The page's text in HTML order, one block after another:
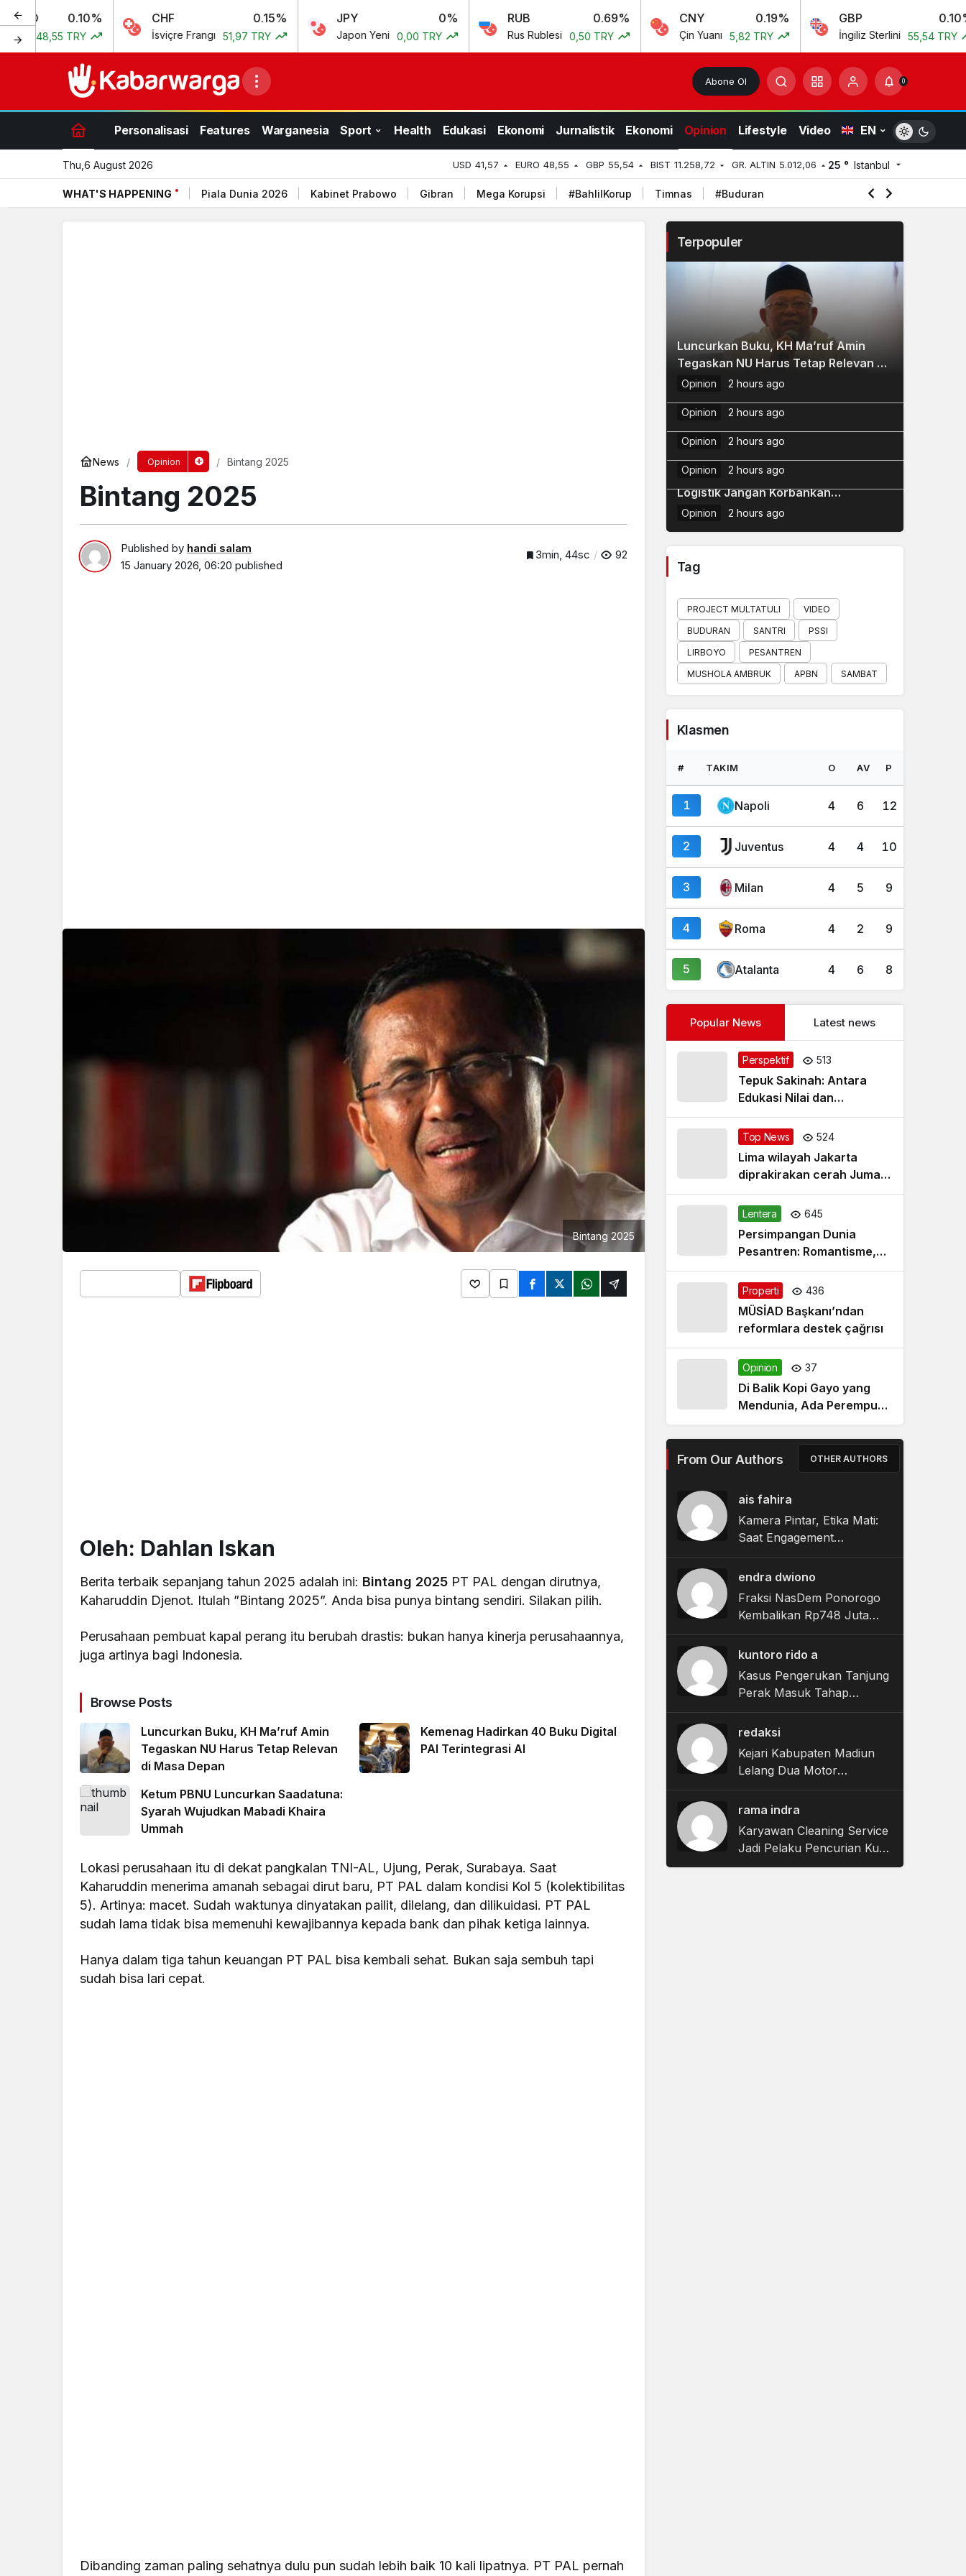
0.10%
TRY
CHF
İsviçre Frangı 51,97 TRY
JPY
Japon Yeni 0,00 TRY
RUB
Rus Rublesi 0,50 TRY
CNY 0.19%
Çin Yuanı 5,82 TRY
GBP
İngiliz Sterlini 55,54 TRY
Abone Ol 0
Personalisasi Features Warganesia Sport Health Edukasi Ekonomi Jurnalistik Ekonomi Opinion Lifestyle Video EN
Thu,6 August 2026 USD 41,57 EURO 48,55 GBP 55,54 BIST 11.258,72 GR. ALTIN 5.012,06 25 ° Istanbul
WHAT'S HAPPENING Piala Dunia 2026 Kabinet Prabowo Gibran Mega Korupsi #BahlilKorup Timnas #Buduran
News Opinion Bintang 2025
Bintang 2025
Published by handi salam
15 January 2026, 06:20 published
3min, 44sc 92
Bintang 2025
Oleh: Dahlan Iskan
Berita terbaik sepanjang tahun 2025 adalah ini: Bintang 2025 PT PAL dengan dirutnya,
Kaharuddin Djenot. Itulah ”Bintang 2025”. Anda bisa punya bintang sendiri. Silakan pilih.
Perusahaan pembuat kapal perang itu berubah drastis: bukan hanya kinerja perusahaannya,
juga artinya bagi Indonesia.
Browse Posts
Luncurkan Buku, KH Ma’ruf Amin
Tegaskan NU Harus Tetap Relevan
di Masa Depan
Kemenag Hadirkan 40 Buku Digital
PAI Terintegrasi AI
Ketum PBNU Luncurkan Saadatuna:
Syarah Wujudkan Mabadi Khaira
Ummah
Lokasi perusahaan itu di dekat pangkalan TNI-AL, Ujung, Perak, Surabaya. Saat
Kaharuddin menerima amanah sebagai dirut baru, PT PAL dalam kondisi Kol 5 (kolektibilitas
5). Artinya: macet. Sudah waktunya dinyatakan pailit, dilelang, dan dilikuidasi. PT PAL
sudah lama tidak bisa memenuhi kewajibannya kepada bank dan pihak ketiga lainnya.
Hanya dalam tiga tahun keuangan PT PAL bisa kembali sehat. Bukan saja sembuh tapi
sudah bisa lari cepat.
Dibanding zaman paling sehatnya dulu pun sudah lebih baik 10 kali lipatnya. PT PAL pernah
Terpopuler
Luncurkan Buku, KH Ma’ruf Amin
Tegaskan NU Harus Tetap Relevan di
Masa Depan
Opinion 2 hours ago
2
Kemenag Hadirkan 40 Buku Digital
PAI Terintegrasi AI
Opinion 2 hours ago
3
Ketum PBNU Luncurkan Saadatuna:
Syarah Wujudkan Mabadi Khaira
Ummah
Opinion 2 hours ago
4
Dinamika NU: Perbedaan, Fitnah, dan
Penataan Masa Depan
Opinion 2 hours ago
5
Pengamat Transportasi: Efisiensi
Logistik Jangan Korbankan
Keselamatan Masyarakat
Opinion 2 hours ago
Tag
PROJECT MULTATULI
VIDEO
BUDURAN
SANTRI
PSSI
LIRBOYO
PESANTREN
MUSHOLA AMBRUK
APBN SAMBAT
Klasmen
# TAKIM O AV P
1 Napoli 4 6 12
2 Juventus 4 4 10
3 Milan 4 5 9
4 Roma 4 2 9
5 Atalanta 4 6 8
Popular News Latest news
Perspektif 513
Tepuk Sakinah: Antara
Edukasi Nilai dan
Simplifikasi Masalah
Top News 524
Lima wilayah Jakarta
diprakirakan cerah Jumat
pagi
Lentera 645
Persimpangan Dunia
Pesantren: Romantisme,
Realitas dan Harapan Baru
Properti 436
MÜSİAD Başkanı’ndan
reformlara destek çağrısı
Opinion 37
Di Balik Kopi Gayo yang
Mendunia, Ada Perempuan
Terabaikan Nasibnya
From Our Authors OTHER AUTHORS
ais fahira
Kamera Pintar, Etika Mati:
Saat Engagement
Merampas Privasi
endra dwiono
Fraksi NasDem Ponorogo
Kembalikan Rp748 Juta
Terkait Dugaan Korupsi
Tunjangan Perumahan
kuntoro rido a
Kasus Pengerukan Tanjung
Perak Masuk Tahap
Tuntutan, JPU Nyatakan
Uang Pengganti Nihil
redaksi
Kejari Kabupaten Madiun
Lelang Dua Motor
Rampasan Negara,
Penawaran Dibuka 11
rama indra
Karyawan Cleaning Service
Jadi Pelaku Pencurian Kursi
Taman Surabaya Pakai